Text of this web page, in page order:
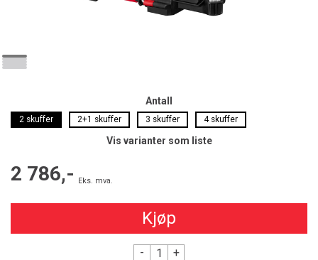
Antall
2 skuffer 2+1 skuffer 3 skuffer 4 skuffer
Vis varianter som liste
2 786,- Eks. mva.
Kjøp
- +